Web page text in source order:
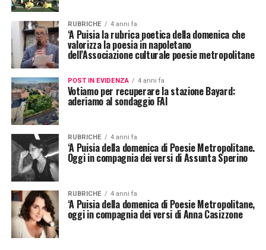
RUBRICHE 4 anni fa
‘A Puisia la rubrica poetica della domenica che
valorizza la poesia in napoletano
dell’Associazione culturale poesie metropolitane
POST IN EVIDENZA 4 anni fa
Votiamo per recuperare la stazione Bayard:
aderiamo al sondaggio FAI
RUBRICHE 4 anni fa
‘A Puisia della domenica di Poesie Metropolitane.
Oggi in compagnia dei versi di Assunta Sperino
RUBRICHE 4 anni fa
‘A Puisia della domenica di Poesie Metropolitane,
oggi in compagnia dei versi di Anna Casizzone